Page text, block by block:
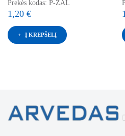
Prekės kodas: P-ŽAL
1,20 €
Į KREPŠELĮ